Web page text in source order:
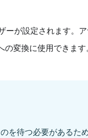
ーが設定されます。
変換に使用できま
を待つ必要があるた